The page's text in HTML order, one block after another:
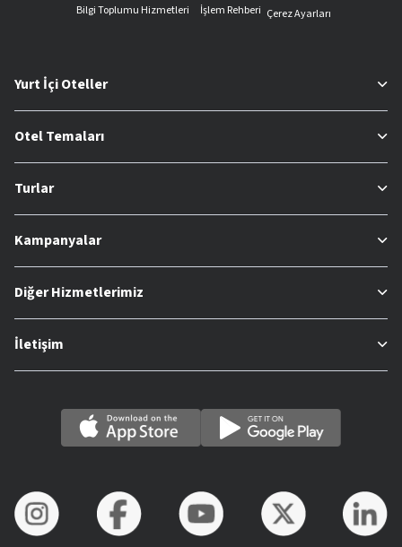
Bilgi Toplumu Hizmetleri
İşlem Rehberi Çerez Ayarları
Yurt İçi Oteller
Otel Temaları
Turlar
Kampanyalar
Diğer Hizmetlerimiz
İletişim